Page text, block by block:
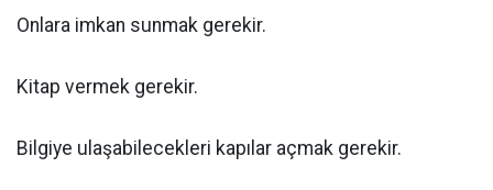
Onlara imkan sunmak gerekir.
Kitap vermek gerekir.
Bilgiye ulaşabilecekleri kapılar açmak gerekir.